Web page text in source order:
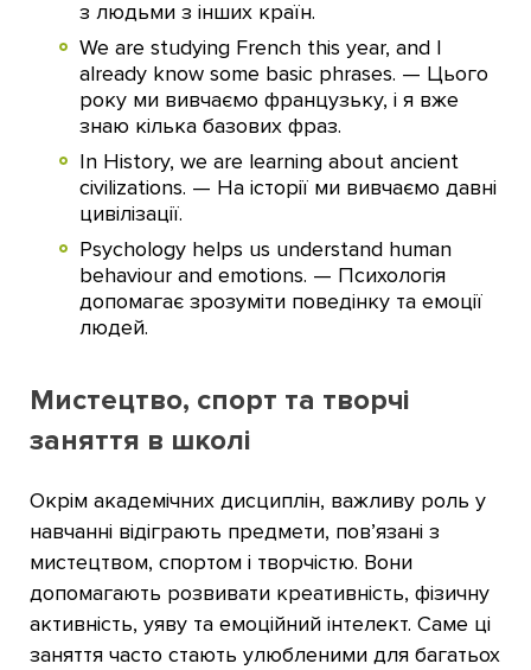
з людьми з інших країн.
We are studying French this year, and I
already know some basic phrases. — Цього
року ми вивчаємо французьку, і я вже
знаю кілька базових фраз.
In History, we are learning about ancient
civilizations. — На історії ми вивчаємо давні
цивілізації.
Psychology helps us understand human
behaviour and emotions. — Психологія
допомагає зрозуміти поведінку та емоції
людей.
Мистецтво, спорт та творчі
заняття в школі
Окрім академічних дисциплін, важливу роль у
навчанні відіграють предмети, пов’язані з
мистецтвом, спортом і творчістю. Вони
допомагають розвивати креативність, фізичну
активність, уяву та емоційний інтелект. Саме ці
заняття часто стають улюбленими для багатьох